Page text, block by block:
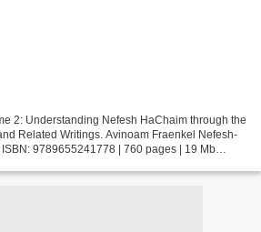
2: Understanding Nefesh HaChaim through the
Related Writings. Avinoam Fraenkel Nefesh-
9789655241778 | 760 pages | 19 Mb